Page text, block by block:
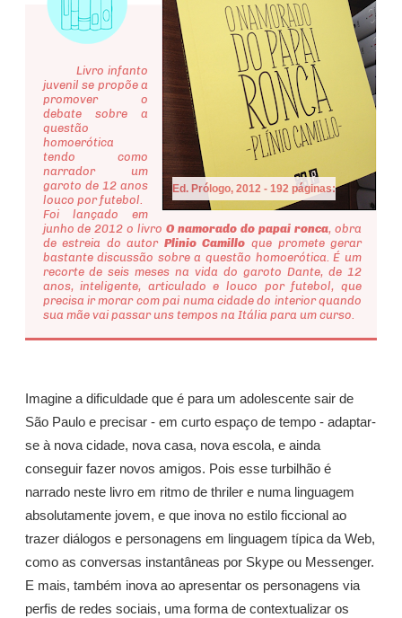
Ed. Prólogo, 2012 - 192 páginas:
Livro infanto
juvenil se propõe a
promover o
debate sobre a
questão
homoerótica
tendo como
narrador um
garoto de 12 anos
louco por futebol.
Foi lançado em
junho de 2012 o livroO namorado do papai ronca, obra
de estreia do autor Plinio Camillo que promete gerar
bastante discussão sobre a questão homoerótica. É um
recorte de seis meses na vida do garoto Dante, de 12
anos, inteligente, articulado e louco por futebol, que
precisa ir morar com pai numa cidade do interior quando
sua mãe vai passar uns tempos na Itália para um curso.
Imagine a dificuldade que é para um adolescente sair de
São Paulo e precisar - em curto espaço de tempo - adaptar-
se à nova cidade, nova casa, nova escola, e ainda
conseguir fazer novos amigos. Pois esse turbilhão é
narrado neste livro em ritmo de thriler e numa linguagem
absolutamente jovem, e que inova no estilo ficcional ao
trazer diálogos e personagens em linguagem típica da Web,
como as conversas instantâneas por Skype ou Messenger.
E mais, também inova ao apresentar os personagens via
perfis de redes sociais, uma forma de contextualizar os